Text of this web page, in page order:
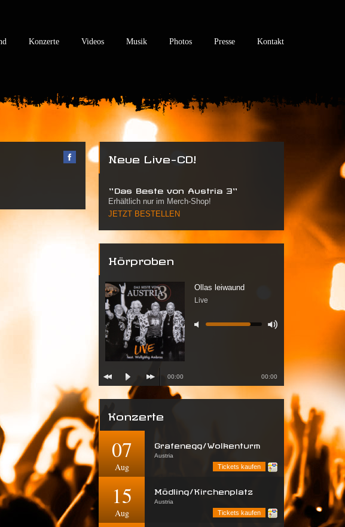
Konzerte Videos Musik Photos Presse Kontakt
Neue Live-CD!
"Das Beste von Austria 3"
Erhältlich nur im Merch-Shop!
JETZT BESTELLEN
Hörproben
Ollas leiwaund
Live
00:00 00:00
Konzerte
07
Aug
Grafenegg/Wolkenturm
Austria
Tickets kaufen
15
Aug
Mödling/Kirchenplatz
Austria
Tickets kaufen